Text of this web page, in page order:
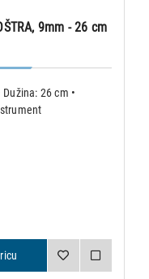
9mm - 26 cm
26 cm •